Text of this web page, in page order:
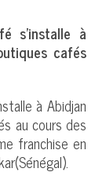
s’installe à
cafés
à Abidjan
au cours des
franchise en